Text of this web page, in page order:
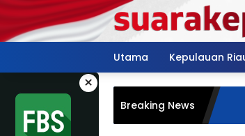
Langsung
konten
Utama
Kepulauan
×
Breaking News